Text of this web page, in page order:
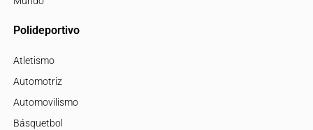
Polideportivo
Atletismo
Automotriz
Automovilismo
Básquetbol